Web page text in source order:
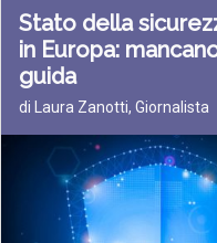
Stato della
in Europa:
guida
di Laura Zanotti, Giornalista